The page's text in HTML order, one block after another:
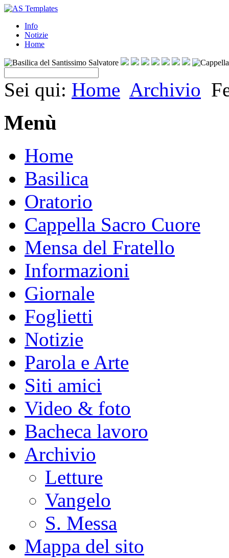
Info
Notizie
Home
Sei qui: Home Archivio
Menù
Home
Basilica
Oratorio
Cappella Sacro Cuore
Mensa del Fratello
Informazioni
Giornale
Foglietti
Notizie
Parola e Arte
Siti amici
Video & foto
Bacheca lavoro
Archivio
Letture
Vangelo
S. Messa
Mappa del sito